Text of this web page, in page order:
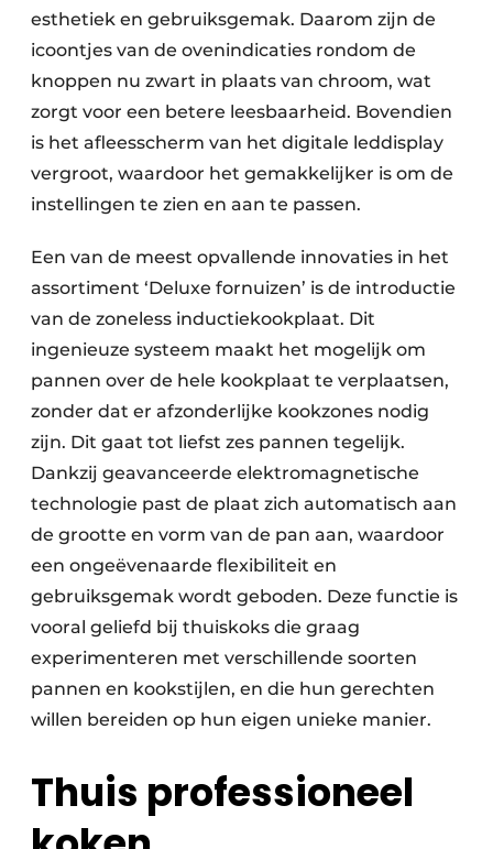
esthetiek en gebruiksgemak. Daarom zijn de
icoontjes van de ovenindicaties rondom de
knoppen nu zwart in plaats van chroom, wat
zorgt voor een betere leesbaarheid. Bovendien
is het afleesscherm van het digitale leddisplay
vergroot, waardoor het gemakkelijker is om de
instellingen te zien en aan te passen.
Een van de meest opvallende innovaties in het
assortiment ‘Deluxe fornuizen’ is de introductie
van de zoneless inductiekookplaat. Dit
ingenieuze systeem maakt het mogelijk om
pannen over de hele kookplaat te verplaatsen,
zonder dat er afzonderlijke kookzones nodig
zijn. Dit gaat tot liefst zes pannen tegelijk.
Dankzij geavanceerde elektromagnetische
technologie past de plaat zich auto­matisch aan
de grootte en vorm van de pan aan, waardoor
een ongeëvenaarde flexibiliteit en
gebruiksgemak wordt geboden. Deze functie is
vooral geliefd bij thuiskoks die graag
experimenteren met verschillende soorten
pannen en kookstijlen, en die hun gerechten
willen bereiden op hun eigen unieke manier.
Thuis professioneel